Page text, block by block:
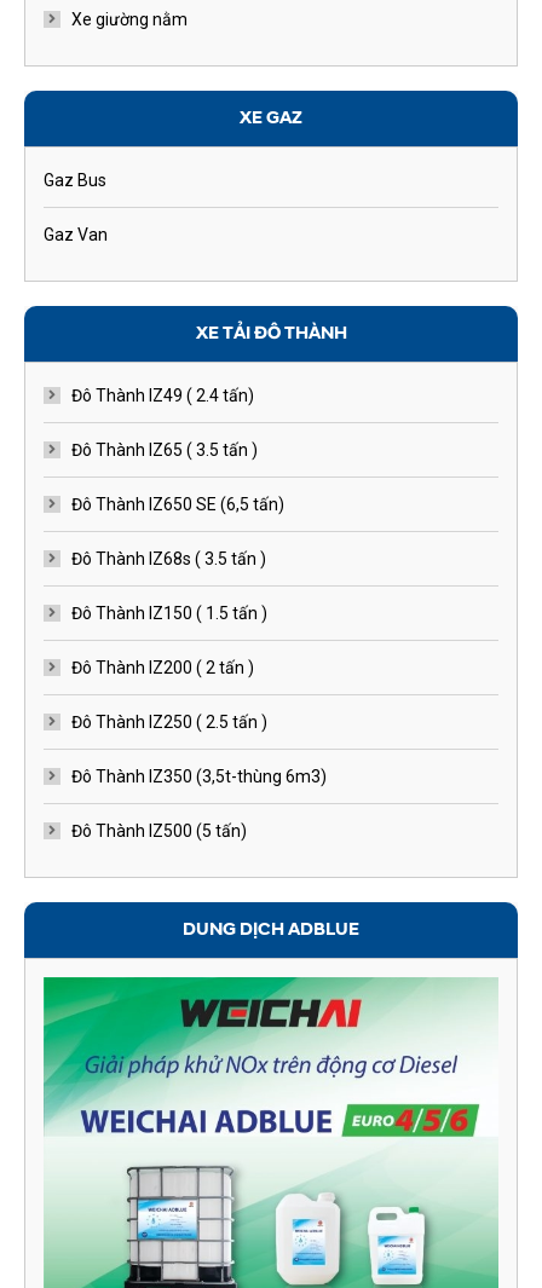
Xe giường nằm
XE GAZ
Gaz Bus
Gaz Van
XE TẢI ĐÔ THÀNH
Đô Thành IZ49 ( 2.4 tấn)
Đô Thành IZ65 ( 3.5 tấn )
Đô Thành IZ650 SE (6,5 tấn)
Đô Thành IZ68s ( 3.5 tấn )
Đô Thành IZ150 ( 1.5 tấn )
Đô Thành IZ200 ( 2 tấn )
Đô Thành IZ250 ( 2.5 tấn )
Đô Thành IZ350 (3,5t-thùng 6m3)
Đô Thành IZ500 (5 tấn)
DUNG DỊCH ADBLUE